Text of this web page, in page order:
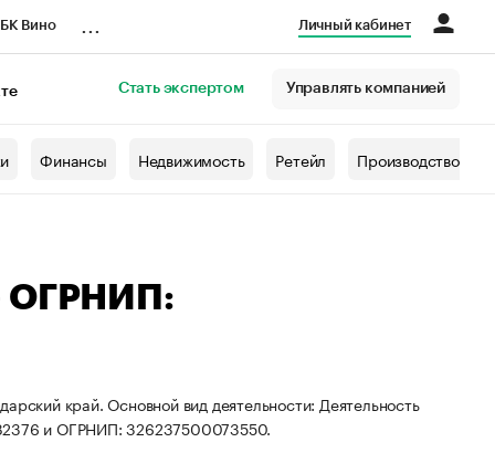
Вино Личный кабинет
Стать экспертом Управлять компанией
Финансы Недвижимость Ретейл Производство
ОГРНИП:
край. Основной вид деятельности: Деятельность
и ОГРНИП: 326237500073550.